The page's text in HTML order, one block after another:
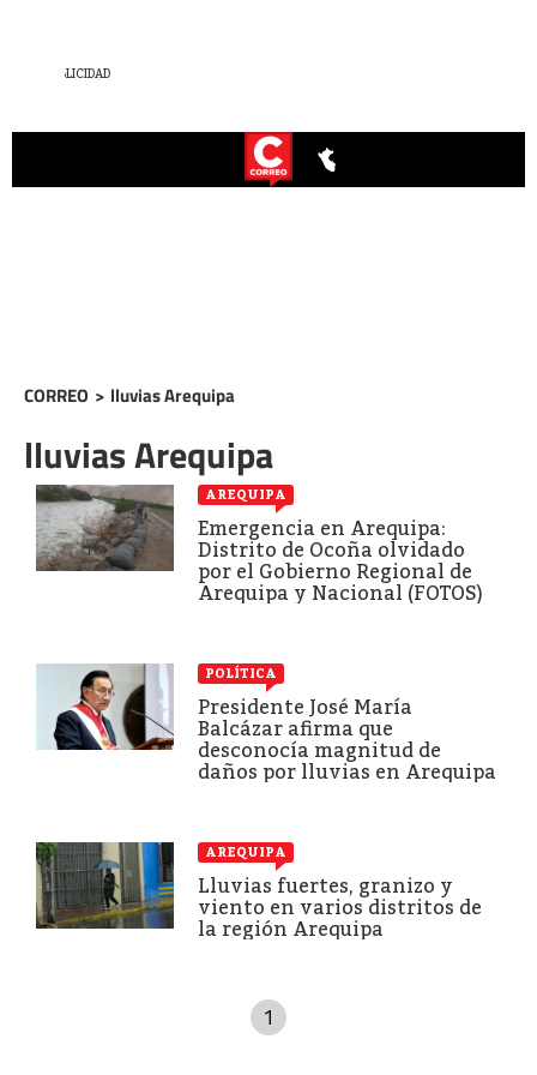
CORREO > lluvias Arequipa
lluvias Arequipa
AREQUIPA
Emergencia en Arequipa:
Distrito de Ocoña olvidado
por el Gobierno Regional de
Arequipa y Nacional (FOTOS)
POLÍTICA
Presidente José María
Balcázar afirma que
desconocía magnitud de
daños por lluvias en Arequipa
AREQUIPA
Lluvias fuertes, granizo y
viento en varios distritos de
la región Arequipa
1